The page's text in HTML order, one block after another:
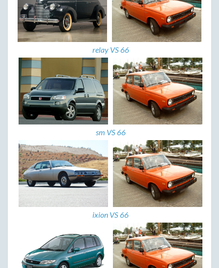
relay VS 66
sm VS 66
ixion VS 66